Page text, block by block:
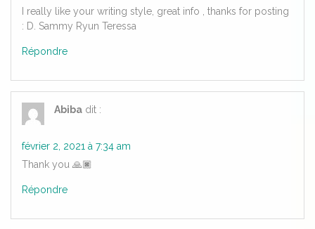
I really like your writing style, great info , thanks for posting
: D. Sammy Ryun Teressa
Répondre
Abiba dit :
février 2, 2021 à 7:34 am
Thank you 🙏🏿
Répondre